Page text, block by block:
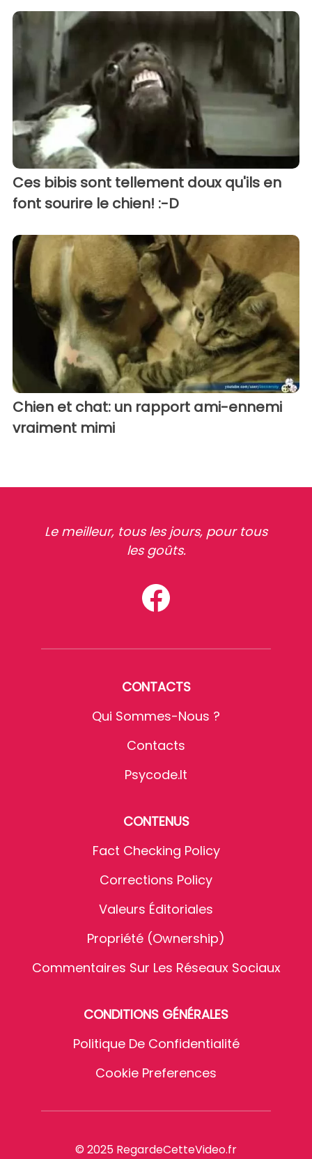
Ces bibis sont tellement doux qu'ils en
font sourire le chien! :-D
Chien et chat: un rapport ami-ennemi
vraiment mimi
Le meilleur, tous les jours, pour tous
les goûts.
CONTACTS
Qui Sommes-Nous ?
Contacts
Psycode.it
CONTENUS
Fact Checking Policy
Corrections Policy
Valeurs Éditoriales
Propriété (Ownership)
Commentaires Sur Les Réseaux Sociaux
CONDITIONS GÉNÉRALES
Politique De Confidentialité
Cookie Preferences
© 2025 RegardeCetteVideo.fr